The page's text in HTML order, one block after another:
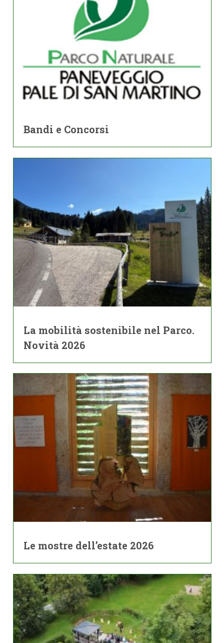
Bandi e Concorsi
La mobilità sostenibile nel Parco.
Novità 2026
Le mostre dell’estate 2026